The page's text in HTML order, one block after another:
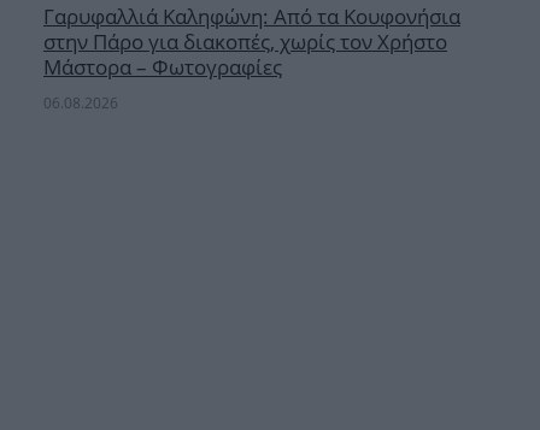
Γαρυφαλλιά Καληφώνη: Από τα Κουφονήσια
στην Πάρο για διακοπές, χωρίς τον Χρήστο
Μάστορα – Φωτογραφίες
06.08.2026